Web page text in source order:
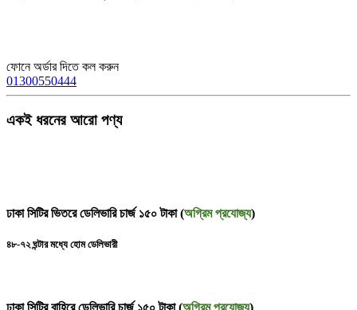
ফোনে অর্ডার দিতে কল করুন
01300550444
একই ধরনের আরো পণ্য
ঢাকা সিটির ভিতরে ডেলিভারি চার্জ ১৫০ টাকা (অগ্রিম প্রযোজ্য)
৪৮-৭২ ঘন্টার মধ্যে হোম ডেলিভারী
ঢাকা সিটির বাহিরে ডেলিভারি চার্জ ১৫০ টাকা (অগ্রিম প্রযোজ্য)